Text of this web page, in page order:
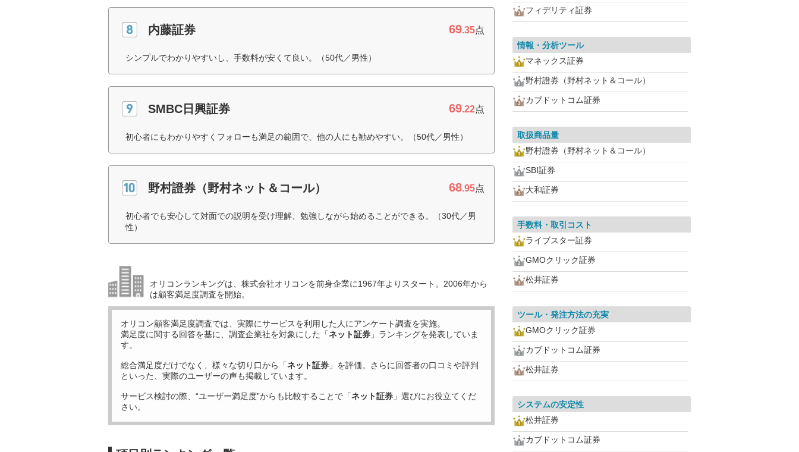
内藤証券 69.35点
シンプルでわかりやすいし、手数料が安くて良い。（50代／男性）
SMBC日興証券 69.22点
初心者にもわかりやすくフォローも満足の範囲で、他の人にも勧めやすい。（50代／男性）
野村證券（野村ネット＆コール） 68.95点
初心者でも安心して対面での説明を受け理解、勉強しながら始めることができる。（30代／男
性）
オリコンランキングは、株式会社オリコンを前身企業に1967年よりスタート。2006年から
は顧客満足度調査を開始。
オリコン顧客満足度調査では、実際にサービスを利用した 人にアンケート調査を実施。
満足度に関する回答を基に、調査企業社を対象にした「ネット証券 」ランキングを発表していま
す。
総合満足度だけでなく、様々な切り口から「ネット証券 」を評価。さらに回答者の口コミや評判
といった、実際のユーザーの声も掲載しています。
サービス検討の際、“ユーザー満足度”からも比較することで「ネット証券 」選びにお役立てくだ
さい。
フィデリティ証券
情報・分析ツール
マネックス証券
野村證券（野村ネット＆コール）
カブドットコム証券
取扱商品量
野村證券（野村ネット＆コール）
SBI証券
大和証券
手数料・取引コスト
ライブスター証券
GMOクリック証券
松井証券
ツール・発注方法の充実
GMOクリック証券
カブドットコム証券
松井証券
システムの安定性
松井証券
カブドットコム証券